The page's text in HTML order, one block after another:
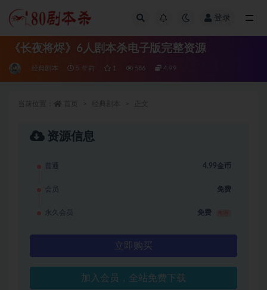
登录
《长夜将烬》6人剧本杀电子版完整资源
经典剧本 5 年前 1 586 4.99
资源信息
普通 4.99金币
会员 免费
永久会员 免费
立即购买
加入会员，全站免费下载